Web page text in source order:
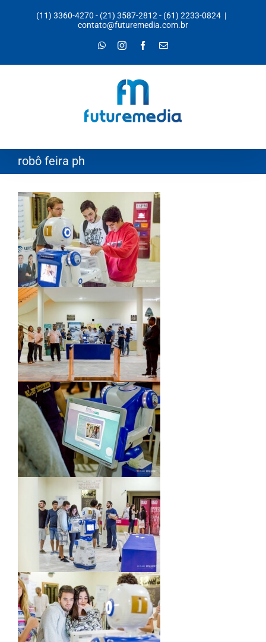
(11) 3360-4270 - (21) 3587-2812- (61) 2233-0824 |
contato@futuremedia.com.br
WhatsAppInstagramFacebook
E-
robô feira ph